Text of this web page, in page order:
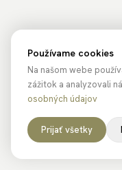
Používame cookies
Na našom webe
zážitok a analyzovali
osobných údajov
Prijať všetky